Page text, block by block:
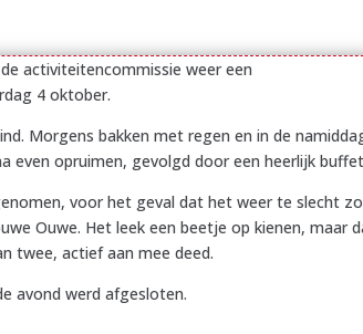
activiteitencommissie weer een
4 oktober.
Morgens bakken met regen en in de
even opruimen, gevolgd door een heerlijk
voor het geval dat het weer te slecht
Ouwe. Het leek een beetje op kienen, maar
twee, actief aan mee deed.
avond werd afgesloten.